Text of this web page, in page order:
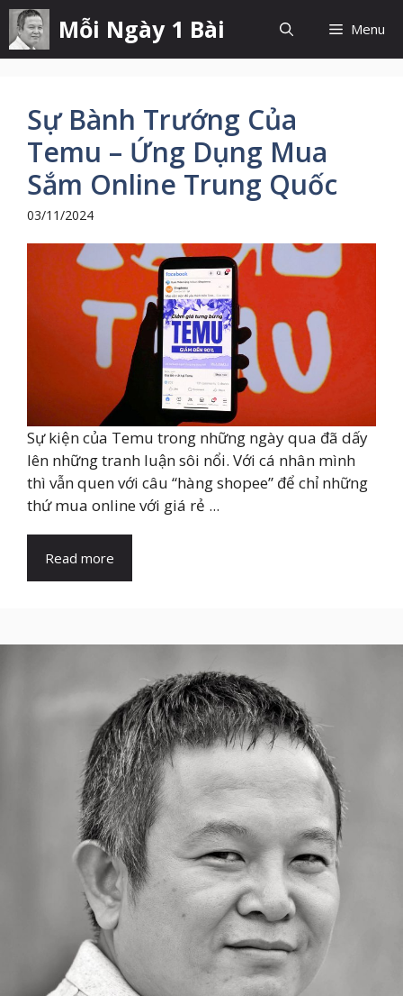
Chuyển
đến
nội
Mỗi Ngày 1 Bài Menu
Sự Bành Trướng Của
Temu – Ứng Dụng Mua
Sắm Online Trung Quốc
03/11/2024
Sự kiện của Temu trong những ngày qua đã dấy
lên những tranh luận sôi nổi. Với cá nhân mình
thì vẫn quen với câu “hàng shopee” để chỉ những
thứ mua online với giá rẻ ...
Read more